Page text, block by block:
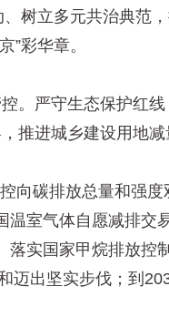
树立多元共治典范
彩华章。
。严守生态保护红线
推进城乡建设用地
向碳排放总量和强度
温室气体自愿减排交
实国家甲烷排放控
迈出坚实步伐；到